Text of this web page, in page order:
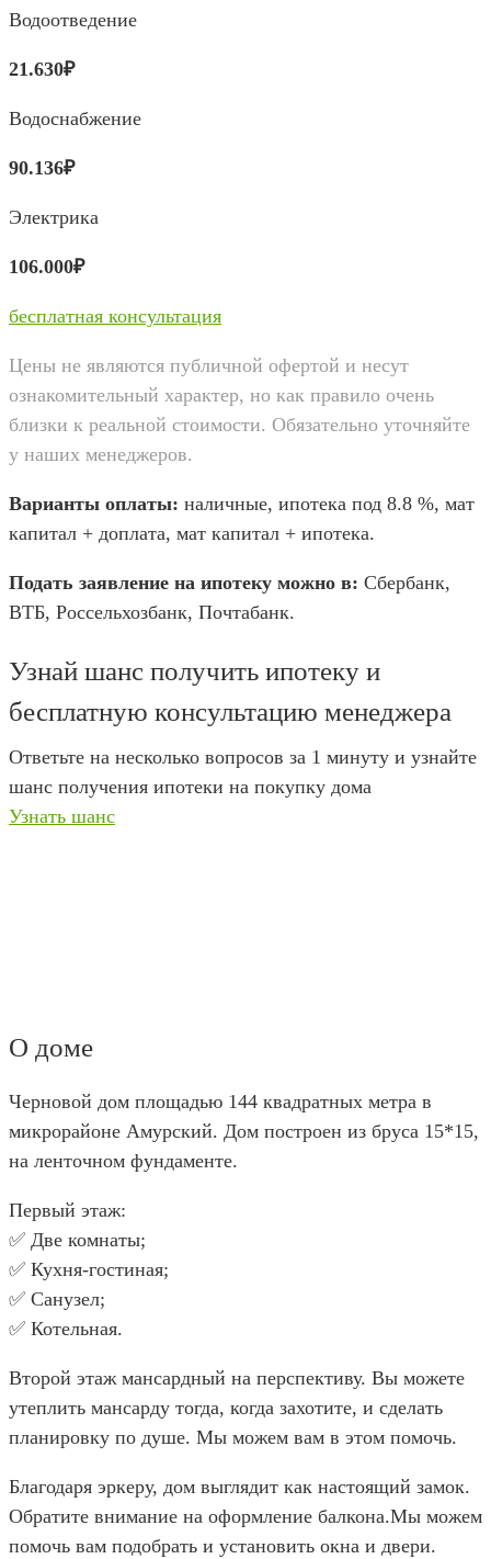
Водоотведение
21.630₽
Водоснабжение
90.136₽
Электрика
106.000₽
бесплатная консультация
Цены не являются публичной офертой и несут
ознакомительный характер, но как правило очень
близки к реальной стоимости. Обязательно уточняйте
у наших менеджеров.
Варианты оплаты: наличные, ипотека под 8.8 %, мат
капитал + доплата, мат капитал + ипотека.
Подать заявление на ипотеку можно в: Сбербанк,
ВТБ, Россельхозбанк, Почтабанк.
Узнай шанс получить ипотеку и
бесплатную консультацию менеджера
Ответьте на несколько вопросов за 1 минуту и узнайте
шанс получения ипотеки на покупку дома
Узнать шанс
О доме
Черновой дом площадью 144 квадратных метра в
микрорайоне Амурский. Дом построен из бруса 15*15,
на ленточном фундаменте.
Первый этаж:
✅ Две комнаты;
✅ Кухня-гостиная;
✅ Санузел;
✅ Котельная.
Второй этаж мансардный на перспективу. Вы можете
утеплить мансарду тогда, когда захотите, и сделать
планировку по душе. Мы можем вам в этом помочь.
Благодаря эркеру, дом выглядит как настоящий замок.
Обратите внимание на оформление балкона.Мы можем
помочь вам подобрать и установить окна и двери.